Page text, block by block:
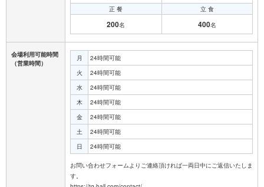
正 餐
200名
立 食
400名
会場利用可能時間
（営業時間）
月
24時間可能
火
24時間可能
水
24時間可能
木
24時間可能
金
24時間可能
土
24時間可能
日
24時間可能
お問い合わせフォームよりご連絡頂ければ一両日中にご返信いたしま
す。